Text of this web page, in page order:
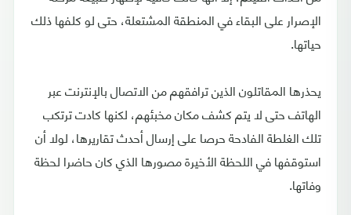
الإصرار على البقاء في المنطقة المشتعلة، حتى لو كلفها ذلك
حياتها.
يحذرها المقاتلون الذين ترافقهم من الاتصال بالإنترنت عبر
الهاتف حتى لا يتم كشف مكان مخبئهم، لكنها كادت ترتكب
تلك الغلطة الفادحة حرصا على إرسال أحدث تقاريرها، لولا أن
استوقفها في اللحظة الأخيرة مصورها الذي كان حاضرا لحظة
وفاتها.